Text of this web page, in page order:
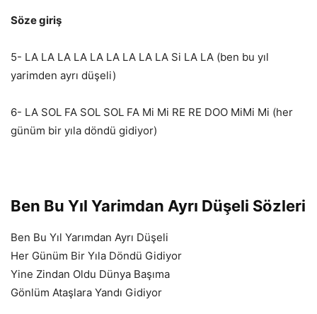
Söze giriş
5- LA LA LA LA LA LA LA LA LA Si LA LA (ben bu yıl
yarimden ayrı düşeli)
6- LA SOL FA SOL SOL FA Mi Mi RE RE DOO MiMi Mi (her
günüm bir yıla döndü gidiyor)
Ben Bu Yıl Yarimdan Ayrı Düşeli Sözleri
Ben Bu Yıl Yarımdan Ayrı Düşeli
Her Günüm Bir Yıla Döndü Gidiyor
Yine Zindan Oldu Dünya Başıma
Gönlüm Ataşlara Yandı Gidiyor